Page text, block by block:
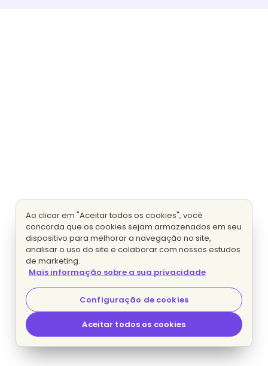
Ao clicar em "Aceitar todos os cookies", você
concorda que os cookies sejam armazenados em seu
dispositivo para melhorar a navegação no site,
analisar o uso do site e colaborar com nossos estudos
de marketing.
Mais informação sobre a sua privacidade
Configuração de cookies
Aceitar todos os cookies